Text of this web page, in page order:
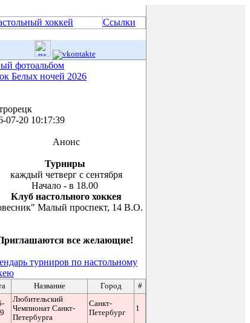
хоккей Ссылки
фотоальбом
Белых ночей 2026
07-20 10:17:39
Анонс
Турниры
каждый четверг с сентября
Начало - в 18.00
Клуб настольного хоккея
Малый проспект, 14 В.О.
все желающие!
турниров по настольному
Название Город #
Любительский
Чемпионат Санкт-
Петербурга
Санкт-
Петербург
1